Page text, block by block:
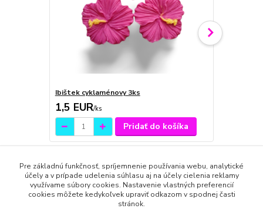
Ibištek cyklaménovy 3ks
1,5 EUR/ks
Pridať do košíka
Tovar zaradený v kategóriách
Pre základnú funkčnosť, spríjemnenie používania webu, analytické
účely a v prípade udelenia súhlasu aj na účely cielenia reklamy
využívame súbory cookies. Nastavenie vlastných preferencií
cookies môžete kedykoľvek upraviť odkazom v spodnej časti
stránok.